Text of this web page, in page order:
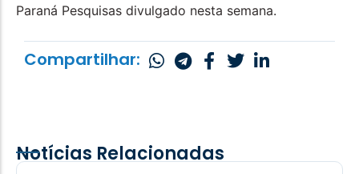
Paraná Pesquisas divulgado nesta semana.
Compartilhar:
Notícias Relacionadas